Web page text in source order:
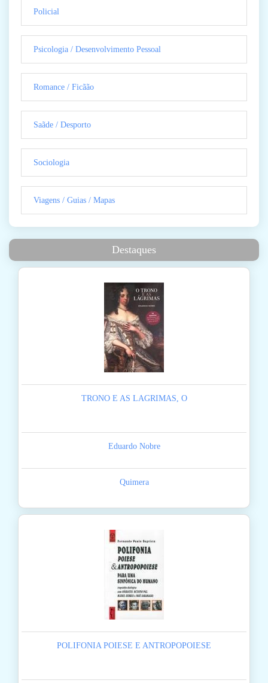
Policial
Psicologia / Desenvolvimento Pessoal
Romance / Ficãão
Saãde / Desporto
Sociologia
Viagens / Guias / Mapas
Destaques
TRONO E AS LAGRIMAS, O
Eduardo Nobre
Quimera
POLIFONIA POIESE E ANTROPOPOIESE